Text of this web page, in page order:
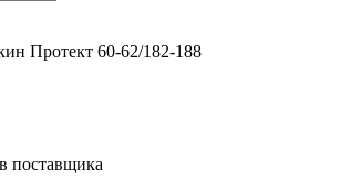
Протект 60-62/182-188
поставщика